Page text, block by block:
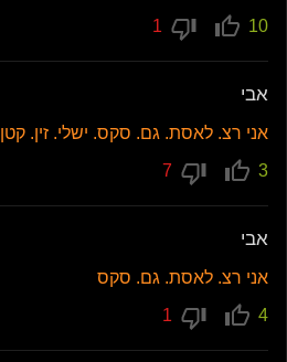
10
אבי
אני רצ. לאסת. גם. סקס. ישלי. זין. קטן
3
אבי
אני רצ. לאסת. גם. סקס
4